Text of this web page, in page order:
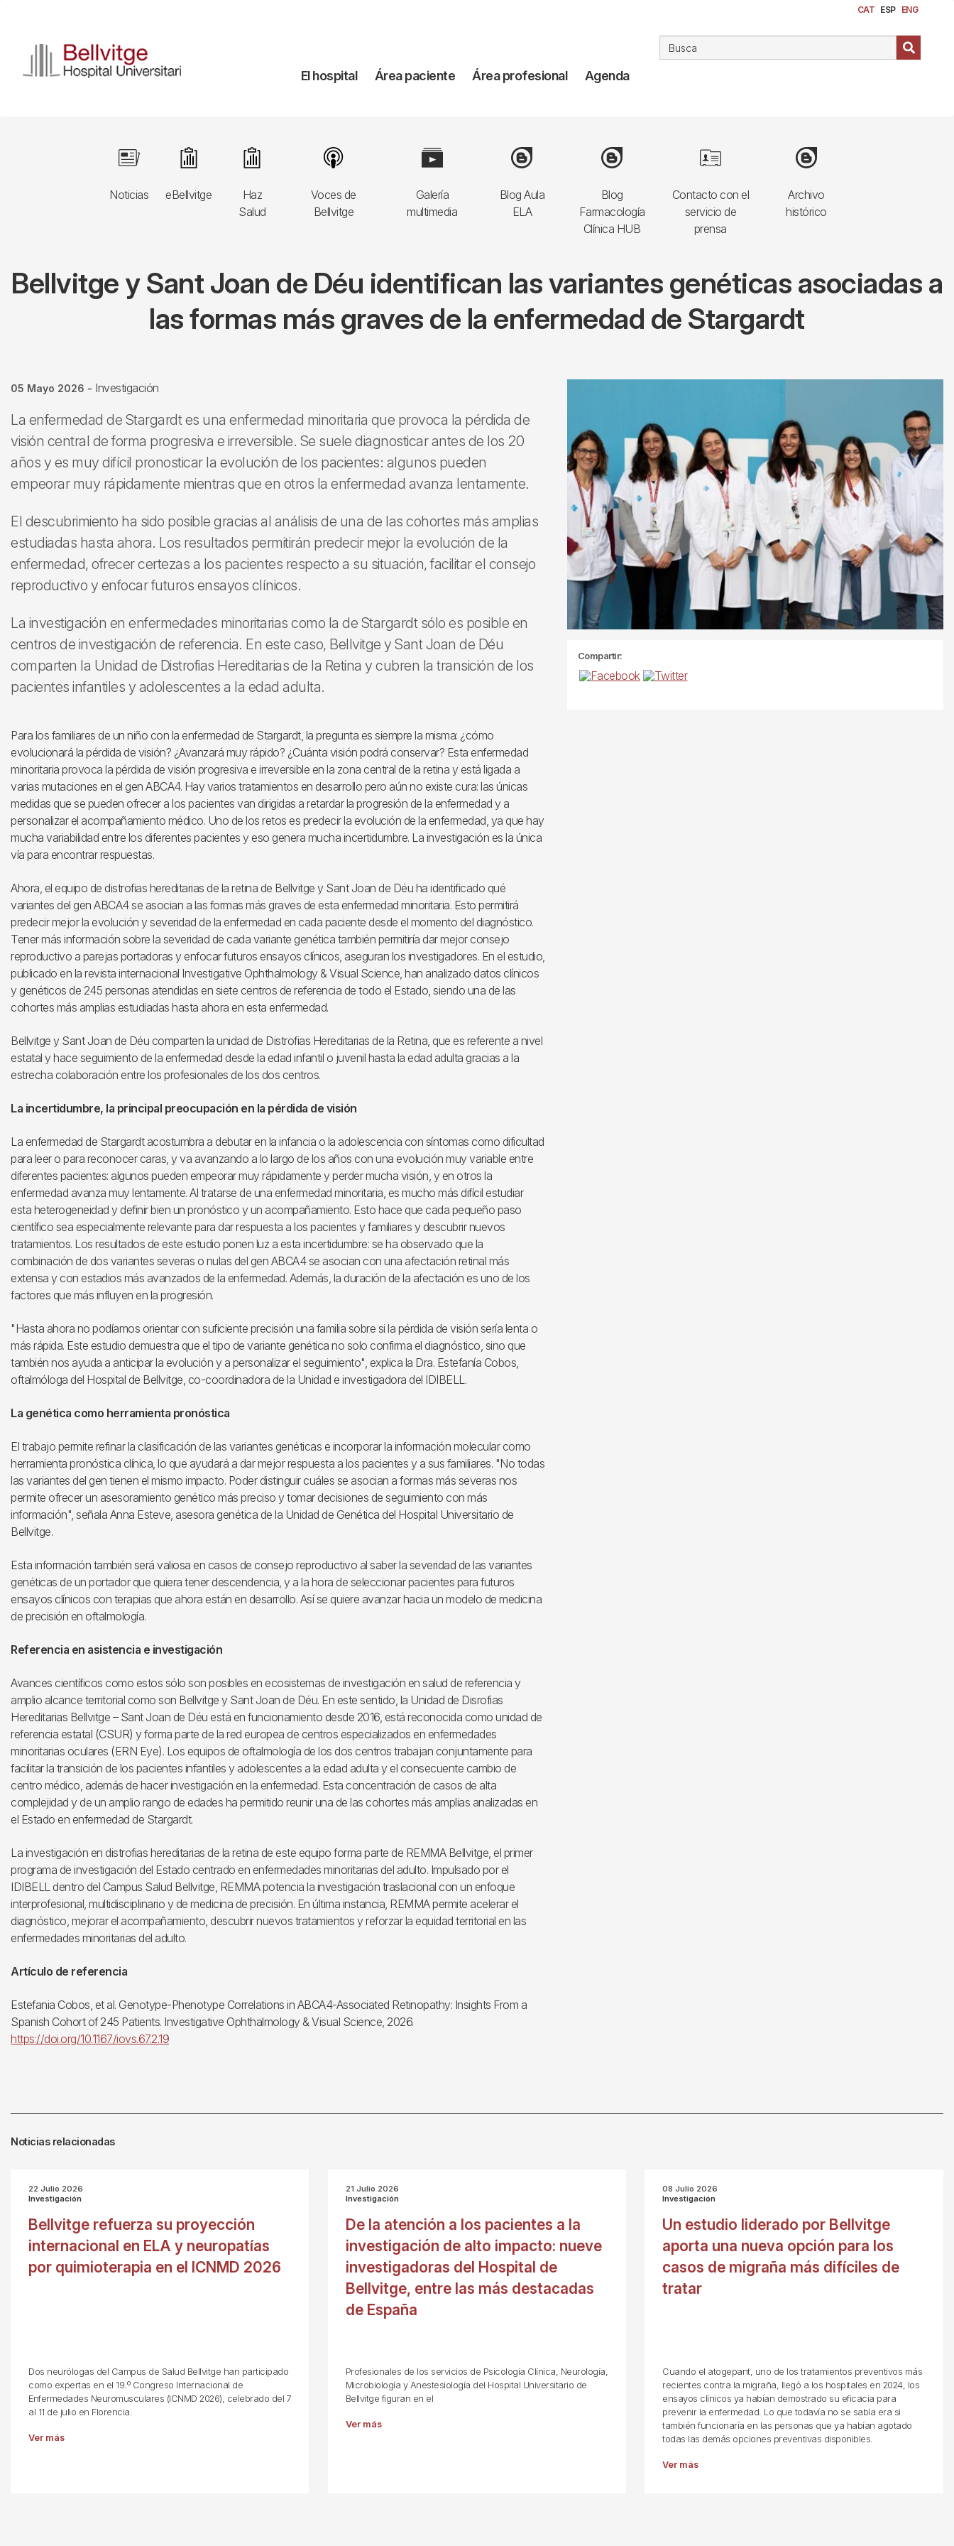
contenido
principal
CAT ESP ENG
Navegación
El hospital Área paciente Área profesional Agenda
Noticias
Image
eBellvitge
Image
Haz
Salud
Image
Voces de
Bellvitge
Image
Galería
multimedia
Image
Blog Aula
ELA
Image
Blog
Farmacología
Clínica HUB
Image
Contacto con el
servicio de
prensa
Image
Archivo
histórico
Image
Bellvitge y Sant Joan de Déu identifican las variantes genéticas asociadas a
las formas más graves de la enfermedad de Stargardt
05 Mayo 2026 - Investigación
La enfermedad de Stargardt es una enfermedad minoritaria que provoca la pérdida de
visión central de forma progresiva e irreversible. Se suele diagnosticar antes de los 20
años y es muy difícil pronosticar la evolución de los pacientes: algunos pueden
empeorar muy rápidamente mientras que en otros la enfermedad avanza lentamente.
El descubrimiento ha sido posible gracias al análisis de una de las cohortes más amplias
estudiadas hasta ahora. Los resultados permitirán predecir mejor la evolución de la
enfermedad, ofrecer certezas a los pacientes respecto a su situación, facilitar el consejo
reproductivo y enfocar futuros ensayos clínicos.
La investigación en enfermedades minoritarias como la de Stargardt sólo es posible en
centros de investigación de referencia. En este caso, Bellvitge y Sant Joan de Déu
comparten la Unidad de Distrofias Hereditarias de la Retina y cubren la transición de los
pacientes infantiles y adolescentes a la edad adulta.
Para los familiares de un niño con la enfermedad de Stargardt, la pregunta es siempre la misma: ¿cómo
evolucionará la pérdida de visión? ¿Avanzará muy rápido? ¿Cuánta visión podrá conservar? Esta enfermedad
minoritaria provoca la pérdida de visión progresiva e irreversible en la zona central de la retina y está ligada a
varias mutaciones en el gen ABCA4. Hay varios tratamientos en desarrollo pero aún no existe cura: las únicas
medidas que se pueden ofrecer a los pacientes van dirigidas a retardar la progresión de la enfermedad y a
personalizar el acompañamiento médico. Uno de los retos es predecir la evolución de la enfermedad, ya que hay
mucha variabilidad entre los diferentes pacientes y eso genera mucha incertidumbre. La investigación es la única
vía para encontrar respuestas.
Ahora, el equipo de distrofias hereditarias de la retina de Bellvitge y Sant Joan de Déu ha identificado qué
variantes del gen ABCA4 se asocian a las formas más graves de esta enfermedad minoritaria. Esto permitirá
predecir mejor la evolución y severidad de la enfermedad en cada paciente desde el momento del diagnóstico.
Tener más información sobre la severidad de cada variante genética también permitiría dar mejor consejo
reproductivo a parejas portadoras y enfocar futuros ensayos clínicos, aseguran los investigadores. En el estudio,
publicado en la revista internacional Investigative Ophthalmology & Visual Science, han analizado datos clínicos
y genéticos de 245 personas atendidas en siete centros de referencia de todo el Estado, siendo una de las
cohortes más amplias estudiadas hasta ahora en esta enfermedad.
Bellvitge y Sant Joan de Déu comparten la unidad de Distrofias Hereditarias de la Retina, que es referente a nivel
estatal y hace seguimiento de la enfermedad desde la edad infantil o juvenil hasta la edad adulta gracias a la
estrecha colaboración entre los profesionales de los dos centros.
La incertidumbre, la principal preocupación en la pérdida de visión
La enfermedad de Stargardt acostumbra a debutar en la infancia o la adolescencia con síntomas como dificultad
para leer o para reconocer caras, y va avanzando a lo largo de los años con una evolución muy variable entre
diferentes pacientes: algunos pueden empeorar muy rápidamente y perder mucha visión, y en otros la
enfermedad avanza muy lentamente. Al tratarse de una enfermedad minoritaria, es mucho más difícil estudiar
esta heterogeneidad y definir bien un pronóstico y un acompañamiento. Esto hace que cada pequeño paso
científico sea especialmente relevante para dar respuesta a los pacientes y familiares y descubrir nuevos
tratamientos. Los resultados de este estudio ponen luz a esta incertidumbre: se ha observado que la
combinación de dos variantes severas o nulas del gen ABCA4 se asocian con una afectación retinal más
extensa y con estadios más avanzados de la enfermedad. Además, la duración de la afectación es uno de los
factores que más influyen en la progresión.
"Hasta ahora no podíamos orientar con suficiente precisión una familia sobre si la pérdida de visión sería lenta o
más rápida. Este estudio demuestra que el tipo de variante genética no solo confirma el diagnóstico, sino que
también nos ayuda a anticipar la evolución y a personalizar el seguimiento", explica la Dra. Estefanía Cobos,
oftalmóloga del Hospital de Bellvitge, co-coordinadora de la Unidad e investigadora del IDIBELL.
La genética como herramienta pronóstica
El trabajo permite refinar la clasificación de las variantes genéticas e incorporar la información molecular como
herramienta pronóstica clínica, lo que ayudará a dar mejor respuesta a los pacientes y a sus familiares. "No todas
las variantes del gen tienen el mismo impacto. Poder distinguir cuáles se asocian a formas más severas nos
permite ofrecer un asesoramiento genético más preciso y tomar decisiones de seguimiento con más
información", señala Anna Esteve, asesora genética de la Unidad de Genética del Hospital Universitario de
Bellvitge.
Esta información también será valiosa en casos de consejo reproductivo al saber la severidad de las variantes
genéticas de un portador que quiera tener descendencia, y a la hora de seleccionar pacientes para futuros
ensayos clínicos con terapias que ahora están en desarrollo. Así se quiere avanzar hacia un modelo de medicina
de precisión en oftalmología.
Referencia en asistencia e investigación
Avances científicos como estos sólo son posibles en ecosistemas de investigación en salud de referencia y
amplio alcance territorial como son Bellvitge y Sant Joan de Déu. En este sentido, la Unidad de Disrofias
Hereditarias Bellvitge – Sant Joan de Déu está en funcionamiento desde 2016, está reconocida como unidad de
referencia estatal (CSUR) y forma parte de la red europea de centros especializados en enfermedades
minoritarias oculares (ERN Eye). Los equipos de oftalmología de los dos centros trabajan conjuntamente para
facilitar la transición de los pacientes infantiles y adolescentes a la edad adulta y el consecuente cambio de
centro médico, además de hacer investigación en la enfermedad. Esta concentración de casos de alta
complejidad y de un amplio rango de edades ha permitido reunir una de las cohortes más amplias analizadas en
el Estado en enfermedad de Stargardt.
La investigación en distrofias hereditarias de la retina de este equipo forma parte de REMMA Bellvitge, el primer
programa de investigación del Estado centrado en enfermedades minoritarias del adulto. Impulsado por el
IDIBELL dentro del Campus Salud Bellvitge, REMMA potencia la investigación traslacional con un enfoque
interprofesional, multidisciplinario y de medicina de precisión. En última instancia, REMMA permite acelerar el
diagnóstico, mejorar el acompañamiento, descubrir nuevos tratamientos y reforzar la equidad territorial en las
enfermedades minoritarias del adulto.
Artículo de referencia
Estefania Cobos, et al. Genotype-Phenotype Correlations in ABCA4-Associated Retinopathy: Insights From a
Spanish Cohort of 245 Patients. Investigative Ophthalmology & Visual Science, 2026.
https://doi.org/10.1167/iovs.67.2.19
Compartir:
Noticias relacionadas
22 Julio 2026
Investigación
Bellvitge refuerza su proyección
internacional en ELA y neuropatías
por quimioterapia en el ICNMD 2026
Dos neurólogas del Campus de Salud Bellvitge han participado
como expertas en el 19.º Congreso Internacional de
Enfermedades Neuromusculares (ICNMD 2026), celebrado del 7
al 11 de julio en Florencia.
Ver más
21 Julio 2026
Investigación
De la atención a los pacientes a la
investigación de alto impacto: nueve
investigadoras del Hospital de
Bellvitge, entre las más destacadas
de España
Profesionales de los servicios de Psicología Clínica, Neurología,
Microbiología y Anestesiología del Hospital Universitario de
Bellvitge figuran en el
Ver más
08 Julio 2026
Investigación
Un estudio liderado por Bellvitge
aporta una nueva opción para los
casos de migraña más difíciles de
tratar
Cuando el atogepant, uno de los tratamientos preventivos más
recientes contra la migraña, llegó a los hospitales en 2024, los
ensayos clínicos ya habían demostrado su eficacia para
prevenir la enfermedad. Lo que todavía no se sabía era si
también funcionaría en las personas que ya habían agotado
todas las demás opciones preventivas disponibles.
Ver más